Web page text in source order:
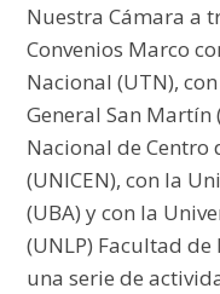
Nuestra Cámara a
Convenios Marco
Nacional (UTN),
General San Martín
Nacional de Centro
(UNICEN), con la
(UBA) y con la
(UNLP) Facultad
una serie de